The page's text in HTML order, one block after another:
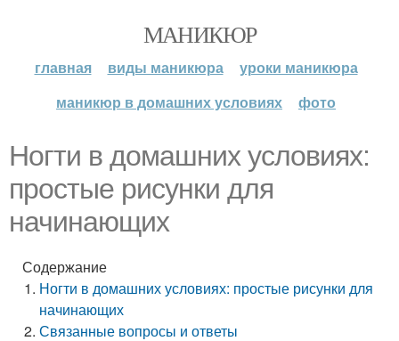
МАНИКЮР
главная виды маникюра
уроки маникюра
маникюр в домашних условиях
фото
Ногти в домашних условиях:
простые рисунки для
начинающих
Содержание
Ногти в домашних условиях: простые рисунки для
начинающих
Связанные вопросы и ответы